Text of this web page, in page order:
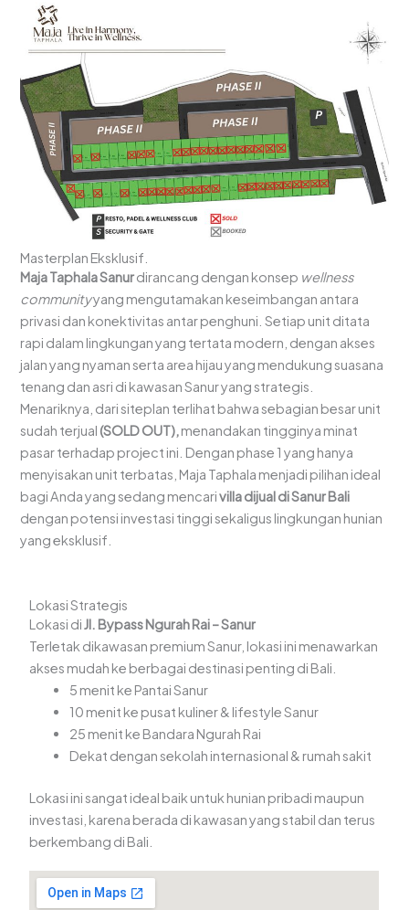
Masterplan Eksklusif.
Maja Taphala Sanurdirancang dengan konsep wellness
communityyang mengutamakan keseimbangan antara
privasi dan konektivitas antar penghuni. Setiap unit ditata
rapi dalam lingkungan yang tertata modern, dengan akses
jalan yang nyaman serta area hijau yang mendukung suasana
tenang dan asri di kawasan Sanur yang strategis.
Menariknya, dari siteplan terlihat bahwa sebagian besar unit
sudah terjual (SOLD OUT),menandakan tingginya minat
pasar terhadap project ini. Dengan phase 1 yang hanya
menyisakan unit terbatas, Maja Taphala menjadi pilihan ideal
bagi Anda yang sedang mencarivilla dijual di Sanur Bali
dengan potensi investasi tinggi sekaligus lingkungan hunian
yang eksklusif.
Lokasi Strategis
Lokasi diJl. Bypass Ngurah Rai – Sanur
Terletak dikawasan premium Sanur, lokasi ini menawarkan
akses mudah ke berbagai destinasi penting di Bali.
5 menit ke Pantai Sanur
10 menit ke pusat kuliner & lifestyle Sanur
25 menit ke Bandara Ngurah Rai
Dekat dengan sekolah internasional & rumah sakit
Lokasi ini sangat ideal baik untuk hunian pribadi maupun
investasi, karena berada di kawasan yang stabil dan terus
berkembang di Bali.